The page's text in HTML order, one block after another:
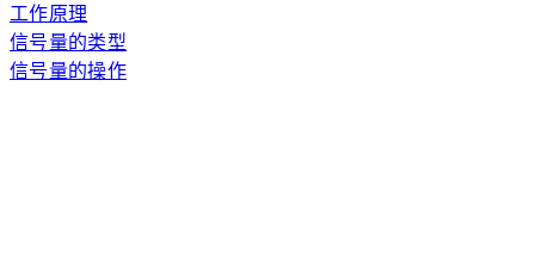
工作原理
信号量的类型
信号量的操作